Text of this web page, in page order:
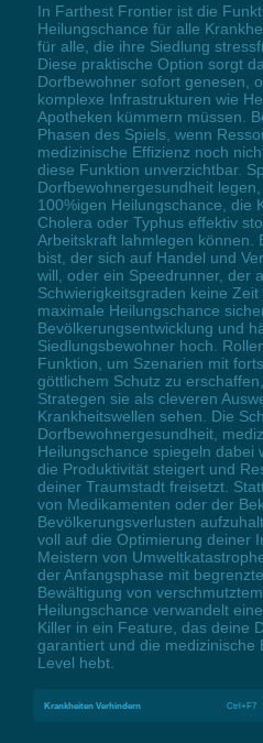
In Farthest Frontier ist die
Heilungschance für alle
für alle, die ihre Siedlung
Diese praktische Option sorgt
Dorfbewohner sofort genesen,
komplexe Infrastrukturen wie
Apotheken kümmern müssen.
Phasen des Spiels, wenn
medizinische Effizienz noch
diese Funktion unverzichtbar.
Dorfbewohnergesundheit
100%igen Heilungschance, die
Cholera oder Typhus effektiv
Arbeitskraft lahmlegen können.
bist, der sich auf Handel und
will, oder ein Speedrunner, der
Schwierigkeitsgraden keine
maximale Heilungschance
Bevölkerungsentwicklung und
Siedlungsbewohner hoch.
Funktion, um Szenarien mit
göttlichem Schutz zu
Strategen sie als cleveren
Krankheitswellen sehen. Die
Dorfbewohnergesundheit,
Heilungschance spiegeln dabei
die Produktivität steigert und
deiner Traumstadt freisetzt.
von Medikamenten oder der
Bevölkerungsverlusten
voll auf die Optimierung deiner
Meistern von
der Anfangsphase mit
Bewältigung von
Heilungschance verwandelt
Killer in ein Feature, das deine
garantiert und die medizinische
Level hebt.
Krankheiten Verhindern Ctrl+F7